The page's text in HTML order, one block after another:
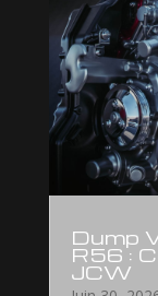
Dump
R56 :
JCW